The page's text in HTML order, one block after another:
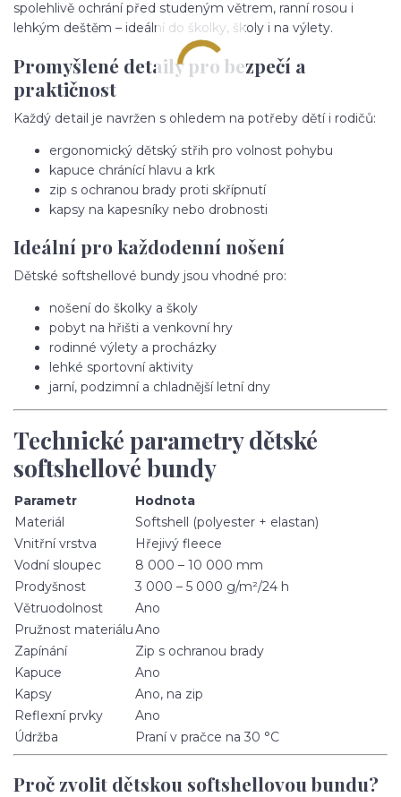
spolehlivě ochrání před studeným větrem, ranní rosou i
lehkým deštěm – ideální do školky, školy i na výlety.
Promyšlené detaily pro bezpečí a
praktičnost
Každý detail je navržen s ohledem na potřeby dětí i rodičů:
ergonomický dětský střih pro volnost pohybu
kapuce chránící hlavu a krk
zip s ochranou brady proti skřípnutí
kapsy na kapesníky nebo drobnosti
Ideální pro každodenní nošení
Dětské softshellové bundy jsou vhodné pro:
nošení do školky a školy
pobyt na hřišti a venkovní hry
rodinné výlety a procházky
lehké sportovní aktivity
jarní, podzimní a chladnější letní dny
Technické parametry dětské
softshellové bundy
Parametr
Hodnota
Materiál
Softshell (polyester + elastan)
Vnitřní vrstva
Hřejivý fleece
Vodní sloupec
8 000 – 10 000 mm
Prodyšnost
3 000 – 5 000 g/m²/24 h
Větruodolnost
Ano
Pružnost materiáluAno
Zapínání
Zip s ochranou brady
Kapuce
Ano
Kapsy
Ano, na zip
Reflexní prvky
Ano
Údržba
Praní v pračce na 30 °C
Proč zvolit dětskou softshellovou bundu?